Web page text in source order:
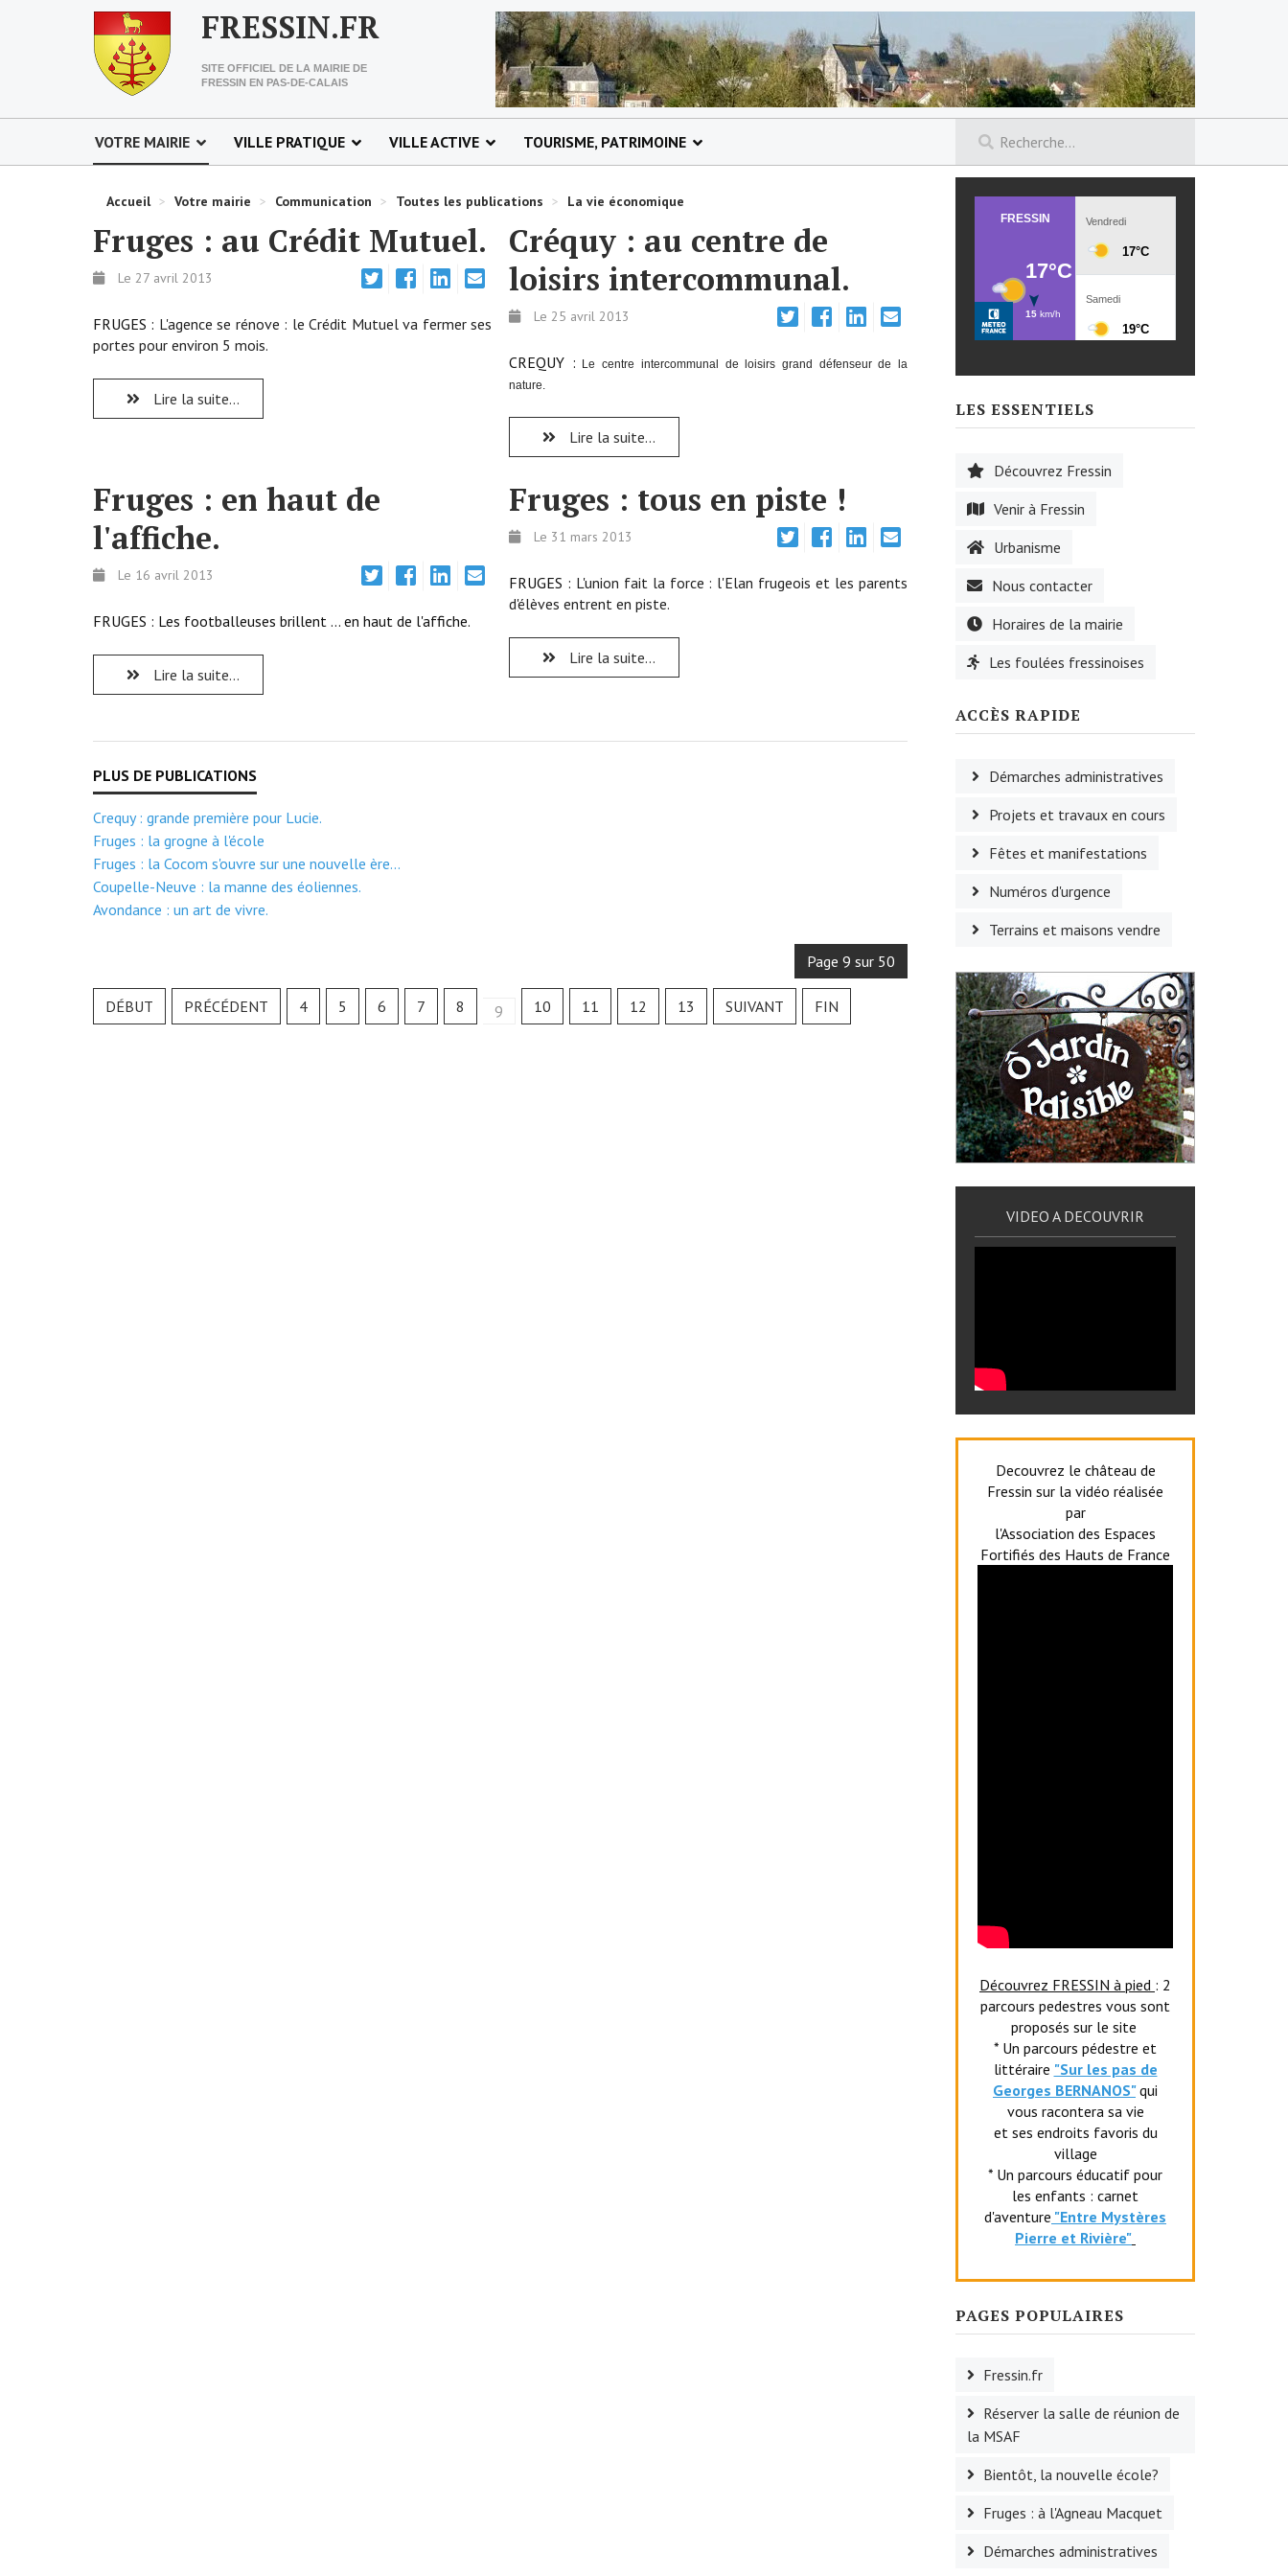
FRESSIN.FR
SITE OFFICIEL DE LA MAIRIE DE
FRESSIN EN PAS-DE-CALAIS
VOTRE MAIRIE VILLE PRATIQUE VILLE ACTIVE TOURISME, PATRIMOINE
Accueil > Votre mairie > Communication > Toutes les publications > La vie économique
Fruges : au Crédit Mutuel.
Le 27 avril 2013
FRUGES : L'agence se rénove : le Crédit Mutuel va fermer ses
portes pour environ 5 mois.
Lire la suite...
Créquy : au centre de
loisirs intercommunal.
Le 25 avril 2013
CREQUY : Le centre intercommunal de loisirs grand défenseur de la
nature.
Lire la suite...
Fruges : en haut de
l'affiche.
Le 16 avril 2013
FRUGES : Les footballeuses brillent ... en haut de l'affiche.
Lire la suite...
Fruges : tous en piste !
Le 31 mars 2013
FRUGES : L'union fait la force : l'Elan frugeois et les parents
d'élèves entrent en piste.
Lire la suite...
Crequy : grande première pour Lucie.
Fruges : la grogne à l'école
Fruges : la Cocom s'ouvre sur une nouvelle ère...
Coupelle-Neuve : la manne des éoliennes.
Avondance : un art de vivre.
Page 9 sur 50
DÉBUT PRÉCÉDENT 4 5 6 7 8 9 10 11 12 13 SUIVANT FIN
LES ESSENTIELS
Découvrez Fressin
Venir à Fressin
Urbanisme
Nous contacter
Horaires de la mairie
Les foulées fressinoises
ACCÈS RAPIDE
Démarches administratives
Projets et travaux en cours
Fêtes et manifestations
Numéros d'urgence
Terrains et maisons vendre
VIDEO A DECOUVRIR
Decouvrez le château de
Fressin sur la vidéo réalisée
par
l'Association des Espaces
Fortifiés des Hauts de France
Découvrez FRESSIN à pied : 2
parcours pedestres vous sont
proposés sur le site
* Un parcours pédestre et
littéraire "Sur les pas de
Georges BERNANOS" qui
vous racontera sa vie
et ses endroits favoris du
village
* Un parcours éducatif pour
les enfants : carnet
d'aventure "Entre Mystères
Pierre et Rivière"
PAGES POPULAIRES
Fressin.fr
Réserver la salle de réunion de
la MSAF
Bientôt, la nouvelle école?
Fruges : à l'Agneau Macquet
Démarches administratives